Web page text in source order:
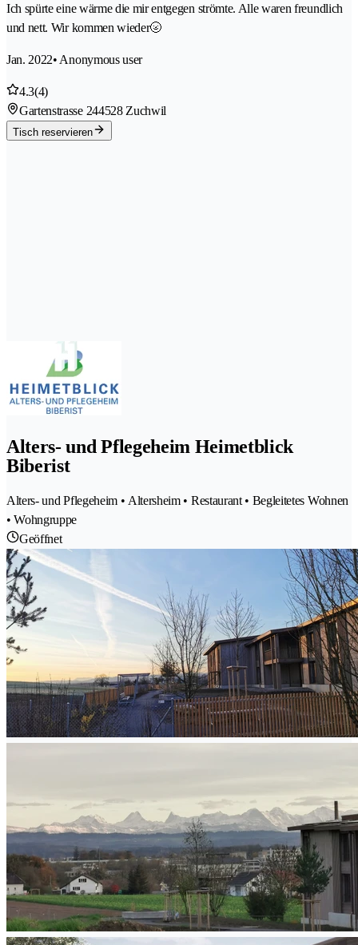
Ich spürte eine wärme die mir entgegen strömte. Alle waren freundlich
und nett. Wir kommen wieder🌝
Jan. 2022• Anonymous user
4.3(4)
Gartenstrasse 244528 Zuchwil
Tisch reservieren
Alters- und Pflegeheim Heimetblick
Biberist
Alters- und Pflegeheim • Altersheim • Restaurant • Begleitetes Wohnen
• Wohngruppe
Geöffnet